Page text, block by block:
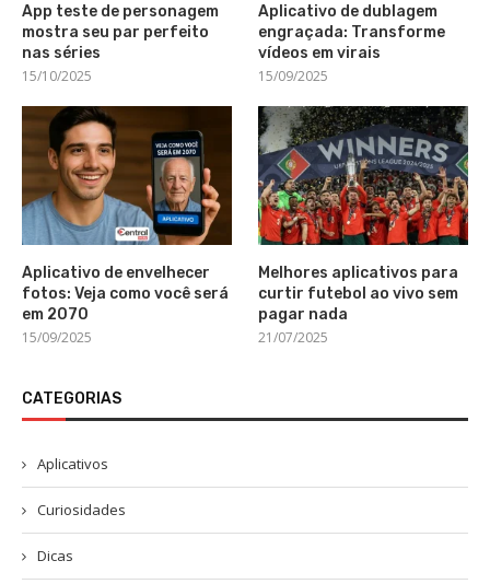
App teste de personagem
mostra seu par perfeito
nas séries
15/10/2025
Aplicativo de dublagem
engraçada: Transforme
vídeos em virais
15/09/2025
Aplicativo de envelhecer
fotos: Veja como você será
em 2070
15/09/2025
Melhores aplicativos para
curtir futebol ao vivo sem
pagar nada
21/07/2025
CATEGORIAS
Aplicativos
Curiosidades
Dicas